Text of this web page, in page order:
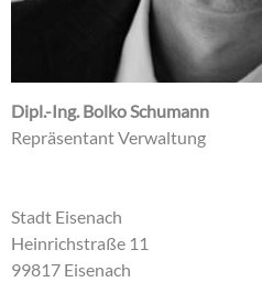
Dipl.-Ing. Bolko Schumann
Repräsentant Verwaltung
Stadt Eisenach
Heinrichstraße 11
99817 Eisenach